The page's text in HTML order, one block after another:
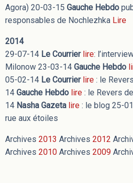
Agora) 20-03-15 Gauche Hebdo
responsables de Nochlezhka Lire
2014
29-07-14 Le Courrier lire:
Milonow 23-03-14 Gauche Hebdo
05-02-14 Le Courrier lire : le
14 Gauche Hebdo lire : le Revers
14 Nasha Gazeta lire : le blog 25-
rue aux étoiles
Archives 2013 Archives 2012
Archives 2010 Archives 2009